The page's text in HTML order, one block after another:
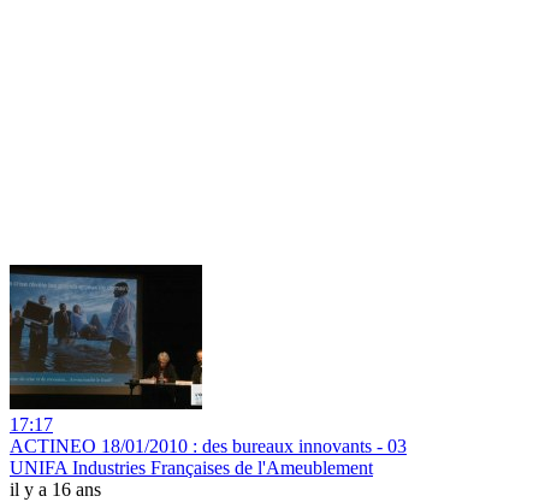
17:17
ACTINEO 18/01/2010 : des bureaux innovants - 03
UNIFA Industries Françaises de l'Ameublement
il y a 16 ans